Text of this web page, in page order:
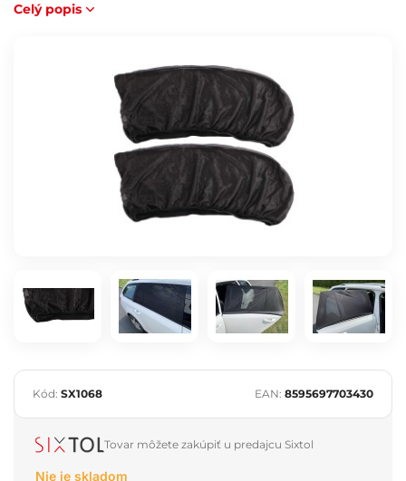
Celý popis
Kód: SX1068 EAN: 8595697703430
Tovar môžete zakúpiť u predajcu Sixtol
Nie je skladom